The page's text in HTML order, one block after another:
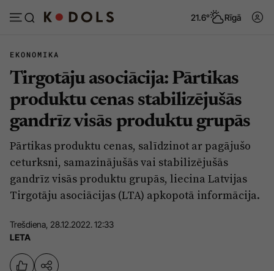
21.6° Rīgā
Abonēt Pieslēgties
Ziņas
Politika
Pašvaldības
Izglītība
Veselība
Ģimene
Vide
Tēmas
Viedokļi
Dzīve un ticība
Ekonomika
EKONOMIKA
Tirgotāju asociācija: Pārtikas
produktu cenas stabilizējušās
gandrīz visās produktu grupās
Pārtikas produktu cenas, salīdzinot ar pagājušo
ceturksni, samazinājušās vai stabilizējušās
gandrīz visās produktu grupās, liecina Latvijas
Tirgotāju asociācijas (LTA) apkopotā informācija.
Trešdiena, 28.12.2022. 12:33
LETA